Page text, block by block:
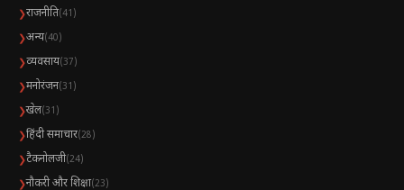
❯राजनीति(41)
❯अन्य(40)
❯व्यवसाय(37)
❯मनोरंजन(31)
❯खेल(31)
❯हिंदी समाचार(28)
❯टैकनोलजी(24)
❯नौकरी और शिक्षा(23)